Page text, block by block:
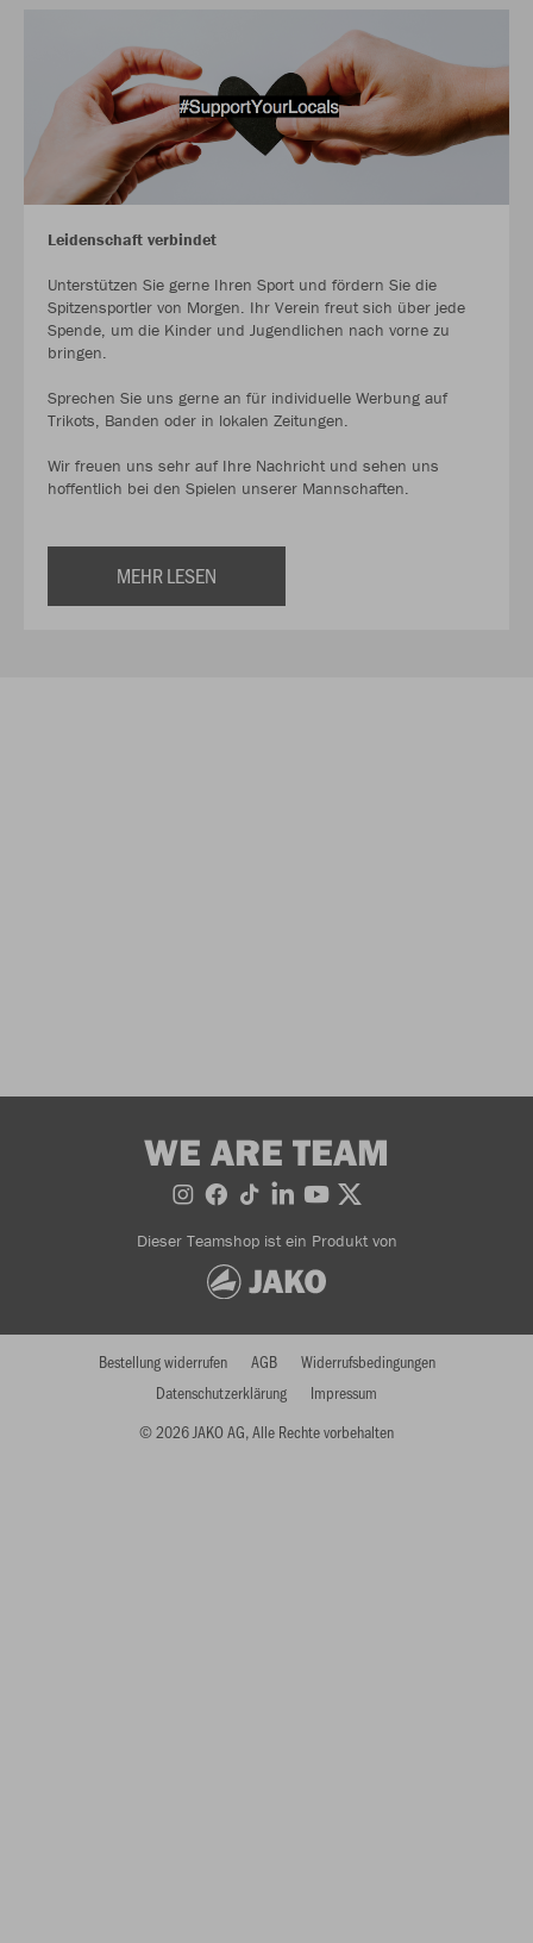
Leidenschaft verbindet
Unterstützen Sie gerne Ihren Sport und fördern Sie die
Spitzensportler von Morgen. Ihr Verein freut sich über jede
Spende, um die Kinder und Jugendlichen nach vorne zu
bringen.
Sprechen Sie uns gerne an für individuelle Werbung auf
Trikots, Banden oder in lokalen Zeitungen.
Wir freuen uns sehr auf Ihre Nachricht und sehen uns
hoffentlich bei den Spielen unserer Mannschaften.
MEHR LESEN
WE ARE TEAM
Dieser Teamshop ist ein Produkt von
© 2026 JAKO AG, Alle Rechte vorbehalten
Bestellung widerrufen AGB
Widerrufsbedingungen
Datenschutzerklärung
Impressum